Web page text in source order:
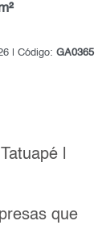
| Código: GA0365
|
que